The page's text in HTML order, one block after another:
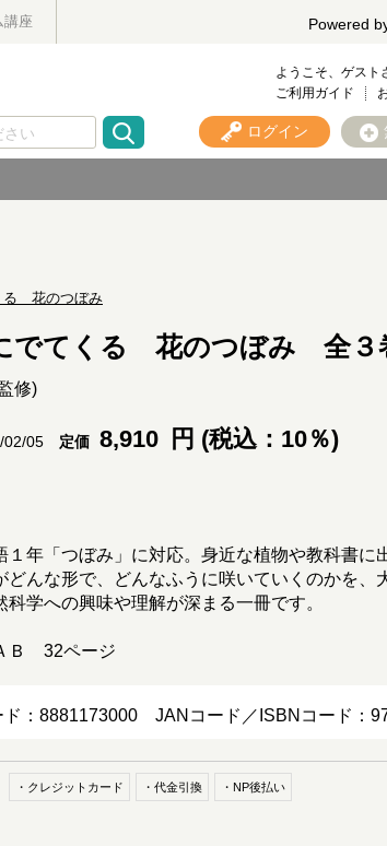
講座 Powered
ようこそ、ゲスト
ご利用ガイド
ログイン
る 花のつぼみ
でてくる 花のつぼみ 全３
修)
05 定価 8,910 円 (税込：10％)
１年「つぼみ」に対応。身近な植物や教科書に
どんな形で、どんなふうに咲いていくのかを、
科学への興味や理解が深まる一冊です。
Ｂ 32ページ
ド：8881173000 JANコード／ISBNコード：
・クレジットカード ・代金引換 ・NP後払い